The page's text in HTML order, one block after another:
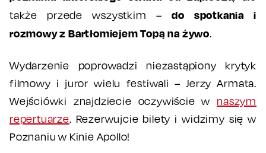
także przede wszystkim – do spotkania i
rozmowy z Bartłomiejem Topą na żywo.
Wydarzenie poprowadzi niezastąpiony krytyk
filmowy i juror wielu festiwali – Jerzy Armata.
Wejściówki znajdziecie oczywiście w naszym
repertuarze. Rezerwujcie bilety i widzimy się w
Poznaniu w Kinie Apollo!